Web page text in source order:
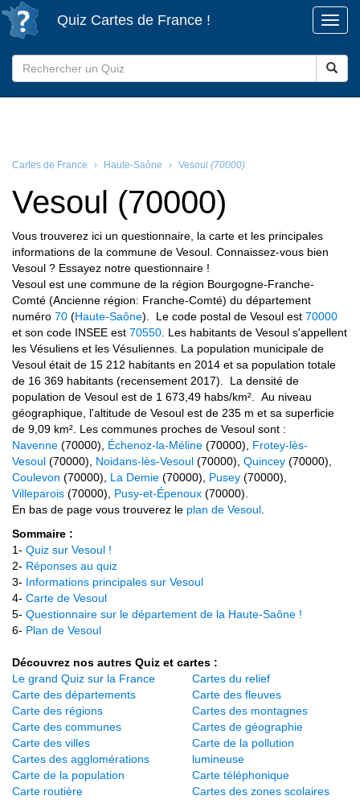
Quiz Cartes de France !
Cartes de France Haute-Saône Vesoul (70000)
Vesoul (70000)
Vous trouverez ici un questionnaire, la carte et les principales
informations de la commune de Vesoul. Connaissez-vous bien
Vesoul ? Essayez notre questionnaire !
Vesoul est une commune de la région Bourgogne-Franche-
Comté (Ancienne région: Franche-Comté) du département
numéro 70 (Haute-Saône). Le code postal de Vesoul est 70000
et son code INSEE est 70550 . Les habitants de Vesoul s'appellent
les Vésuliens et les Vésuliennes. La population municipale de
Vesoul était de 15 212 habitants en 2014 et sa population totale
de 16 369 habitants (recensement 2017). La densité de
population de Vesoul est de 1 673,49 habs/km². Au niveau
géographique, l'altitude de Vesoul est de 235 m et sa superficie
de 9,09 km². Les communes proches de Vesoul sont :
Navenne (70000), Échenoz-la-Méline (70000), Frotey-lès-
Vesoul (70000), Noidans-lès-Vesoul (70000), Quincey (70000),
Coulevon (70000), La Demie (70000), Pusey (70000),
Villeparois (70000), Pusy-et-Épenoux (70000).
En bas de page vous trouverez le plan de Vesoul
Sommaire :
1- Quiz sur Vesoul !
2- Réponses au quiz
3- Informations principales sur Vesoul
4- Carte de Vesoul
5- Questionnaire sur le département de la Haute-Saône !
6- Plan de Vesoul
Découvrez nos autres Quiz et cartes :
Le grand Quiz sur la France
Carte des départements
Carte des régions
Carte des communes
Carte des villes
Cartes des agglomérations
Carte de la population
Carte routière
Cartes du relief
Carte des fleuves
Cartes des montagnes
Cartes de géographie
Carte de la pollution
lumineuse
Carte téléphonique
Cartes des zones scolaires